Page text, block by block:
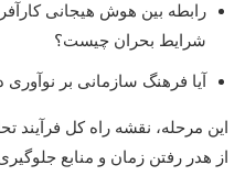
رابطه بین هوش هیجانی
شرایط بحران چیست؟
آیا فرهنگ سازمانی بر نوآوری
این مرحله، نقشه راه کل
از هدر رفتن زمان و منابع